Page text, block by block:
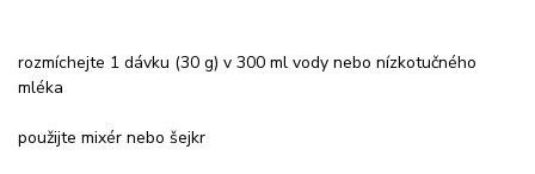
rozmíchejte 1 dávku (30 g) v 300 ml vody nebo nízkotučného
mléka
použijte mixér nebo šejkr